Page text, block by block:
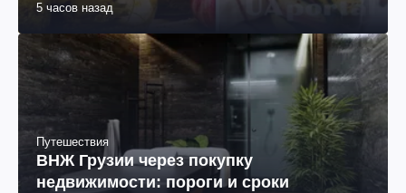
5 часов назад
Путешествия
ВНЖ Грузии через покупку
недвижимости: пороги и сроки